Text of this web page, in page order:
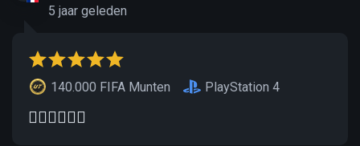
5 jaar geleden
140.000 FIFA Munten PlayStation 4
👌🏽👌🏽👌🏽